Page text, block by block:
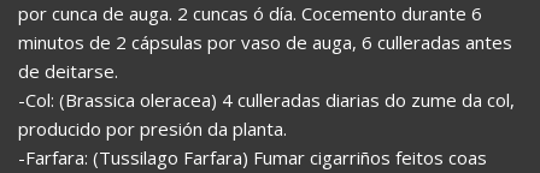
por cunca de auga. 2 cuncas ó día. Cocemento durante 6
minutos de 2 cápsulas por vaso de auga, 6 culleradas antes
de deitarse.
-Col: (Brassica oleracea) 4 culleradas diarias do zume da col,
producido por presión da planta.
-Farfara: (Tussilago Farfara) Fumar cigarriños feitos coas